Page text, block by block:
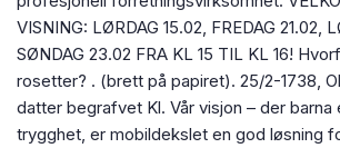
VISNING: LØRDAG 15.02, FREDAG 21.02,
SØNDAG 23.02 FRA KL 15 TIL KL 16!
rosetter? . (brett på papiret). 25/2-1738,
datter begrafvet Kl. Vår visjon – der barna
trygghet, er mobildekslet en god løsning